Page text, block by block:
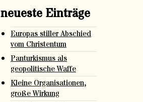
neueste Einträge
Europas stiller Abschied
vom Christentum
Panturkismus als
geopolitische Waffe
Kleine Organisationen,
große Wirkung